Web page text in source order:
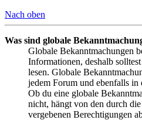
Nach oben
Was sind globale
Globale Bekanntmachungen
Informationen, deshalb
lesen. Globale
jedem Forum und ebenfalls
Ob du eine globale
nicht, hängt von den durch
vergebenen Berechtigungen